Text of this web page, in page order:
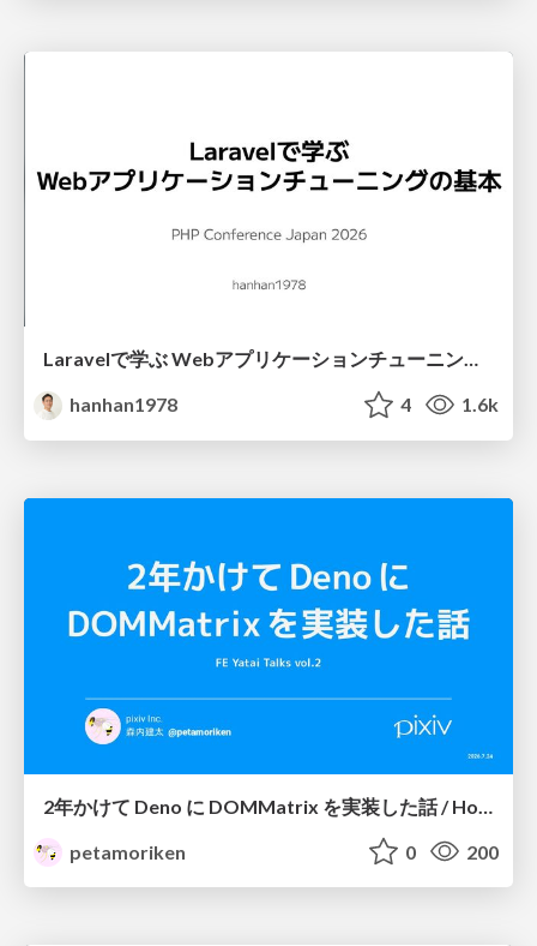
Laravelで学ぶ Webアプリケーションチューニング入門/web_application_tuning_101
hanhan1978
4 1.6k
petamoriken
0 200